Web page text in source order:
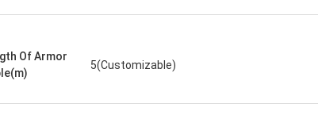
Of Armor
5(Customizable)